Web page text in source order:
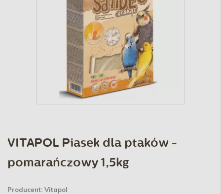
VITAPOL Piasek dla ptaków -
pomarańczowy 1,5kg
Producent: Vitapol